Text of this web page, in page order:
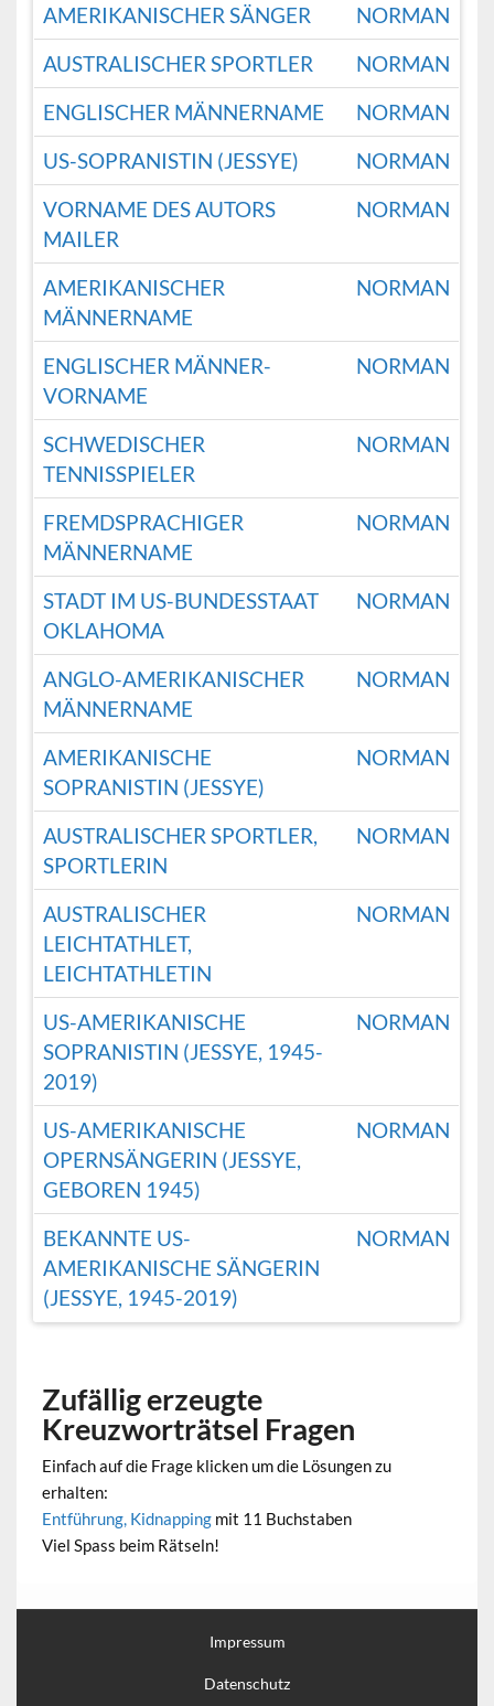
AMERIKANISCHER SÄNGER
NORMAN
AUSTRALISCHER SPORTLER
NORMAN
ENGLISCHER MÄNNERNAME
NORMAN
US-SOPRANISTIN (JESSYE)
NORMAN
VORNAME DES AUTORS
MAILER
NORMAN
AMERIKANISCHER
MÄNNERNAME
NORMAN
ENGLISCHER MÄNNER-
VORNAME
NORMAN
SCHWEDISCHER
TENNISSPIELER
NORMAN
FREMDSPRACHIGER
MÄNNERNAME
NORMAN
STADT IM US-BUNDESSTAAT
OKLAHOMA
NORMAN
ANGLO-AMERIKANISCHER
MÄNNERNAME
NORMAN
AMERIKANISCHE
SOPRANISTIN (JESSYE)
NORMAN
AUSTRALISCHER SPORTLER,
SPORTLERIN
NORMAN
AUSTRALISCHER
LEICHTATHLET,
LEICHTATHLETIN
NORMAN
US-AMERIKANISCHE
SOPRANISTIN (JESSYE, 1945-
2019)
NORMAN
US-AMERIKANISCHE
OPERNSÄNGERIN (JESSYE,
GEBOREN 1945)
NORMAN
BEKANNTE US-
AMERIKANISCHE SÄNGERIN
(JESSYE, 1945-2019)
NORMAN
Zufällig erzeugte
Kreuzworträtsel Fragen
Einfach auf die Frage klicken um die Lösungen zu
erhalten:
Entführung, Kidnapping mit 11 Buchstaben
Viel Spass beim Rätseln!
Impressum
Datenschutz